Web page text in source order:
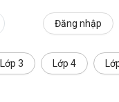
Đăng nhập
Lớp 3 Lớp 4